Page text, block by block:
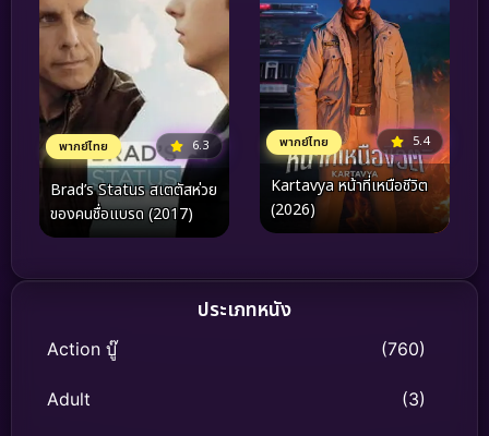
พากย์ไทย 6.3
Brad’s Status สเตตัสห่วย
ของคนชื่อแบรด (2017)
พากย์ไทย 5.4
Kartavya หน้าที่เหนือชีวิต
(2026)
ประเภทหนัง
Action บู๊ (760)
Adult (3)